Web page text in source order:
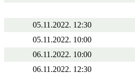
05.11.2022. 12:30
05.11.2022. 10:00
06.11.2022. 10:00
06.11.2022. 12:30